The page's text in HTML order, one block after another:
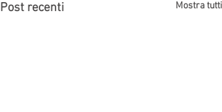
Post recenti Mostra tutti